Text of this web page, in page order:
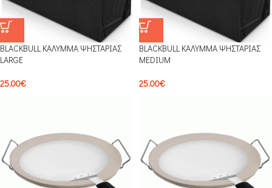
BLACKBULL ΚΑΛΥΜΜΑ ΨΗΣΤΑΡΙΑΣ
LARGE
25.00€
BLACKBULL ΚΑΛΥΜΜΑ ΨΗΣΤΑΡΙΑΣ
MEDIUM
25.00€